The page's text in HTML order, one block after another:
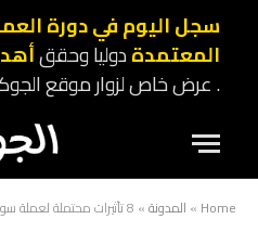
سجل اليوم في دورة
المعتمدةدوليا وحقق
. عرض خاص لزوار موقع
Home
» المدونة» 8 تأثيرات محتملة لعملة سولانا على الاقتصاد العالمي